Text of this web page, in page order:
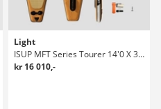
Light
ISUP MFT Series Tourer 14'0 X 32" SUP Set
kr 16 010,-